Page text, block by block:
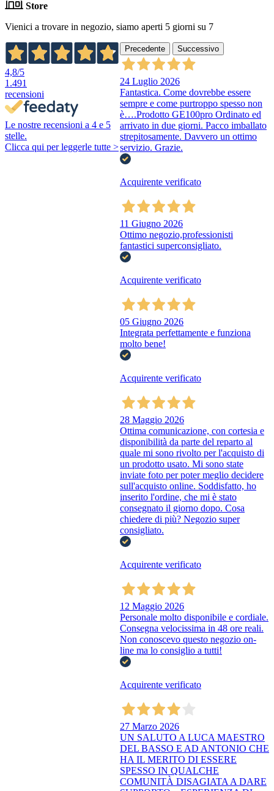
Store
Vienici a trovare in negozio, siamo aperti 5 giorni su 7
4,8/5
1.491
recensioni
Le nostre recensioni a 4 e 5
stelle.
Clicca qui per leggerle tutte >
Precedente Successivo
24 Luglio 2026
Fantastica. Come dovrebbe essere
sempre e come purtroppo spesso non
è….Prodotto GE100pro Ordinato ed
arrivato in due giorni. Pacco imballato
strepitosamente. Davvero un ottimo
servizio. Grazie.
Acquirente verificato
11 Giugno 2026
Ottimo negozio,professionisti
fantastici superconsigliato.
Acquirente verificato
05 Giugno 2026
Integrata perfettamente e funziona
molto bene!
Acquirente verificato
28 Maggio 2026
Ottima comunicazione, con cortesia e
disponibilità da parte del reparto al
quale mi sono rivolto per l'acquisto di
un prodotto usato. Mi sono state
inviate foto per poter meglio decidere
sull'acquisto online. Soddisfatto, ho
inserito l'ordine, che mi è stato
consegnato il giorno dopo. Cosa
chiedere di più? Negozio super
consigliato.
Acquirente verificato
12 Maggio 2026
Personale molto disponibile e cordiale.
Consegna velocissima in 48 ore reali.
Non conoscevo questo negozio on-
line ma lo consiglio a tutti!
Acquirente verificato
27 Marzo 2026
UN SALUTO A LUCA MAESTRO
DEL BASSO E AD ANTONIO CHE
HA IL MERITO DI ESSERE
SPESSO IN QUALCHE
COMUNITÀ DISAGIATA A DARE